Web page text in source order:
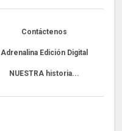
Contáctenos
Adrenalina Edición Digital
NUESTRA historia...